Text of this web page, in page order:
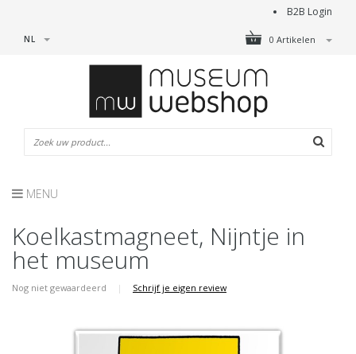
B2B Login
0 Artikelen
NL
MENU
Koelkastmagneet, Nijntje in
het museum
Nog niet gewaardeerd | Schrijf je eigen review